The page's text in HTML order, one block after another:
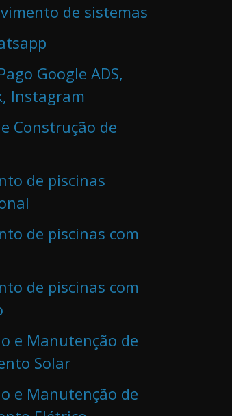
de sistemas
Google ADS,
Instagram
Construção de
de piscinas
de piscinas com
de piscinas com
e Manutenção de
Solar
e Manutenção de